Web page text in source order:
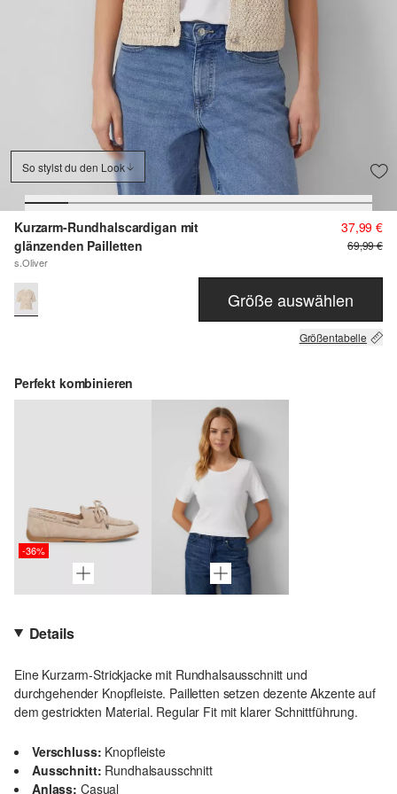
So stylst du den Look
Kurzarm-Rundhalscardigan mit
glänzenden Pailletten
s.Oliver
37,99 €
69,99 €
Größe auswählen
Größentabelle
Perfekt kombinieren
-36%
Details
Eine Kurzarm-Strickjacke mit Rundhalsausschnitt und
durchgehender Knopfleiste. Pailletten setzen dezente Akzente auf
dem gestrickten Material. Regular Fit mit klarer Schnittführung.
Verschluss: Knopfleiste
Ausschnitt: Rundhalsausschnitt
Anlass: Casual